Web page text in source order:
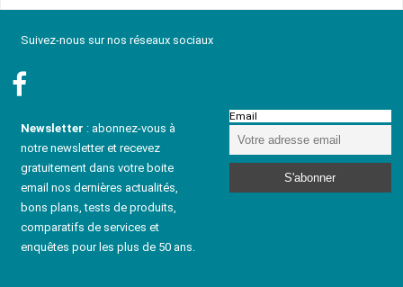
Suivez-nous sur nos réseaux sociaux
Newsletter : abonnez-vous à
notre newsletter et recevez
gratuitement dans votre boite
email nos dernières actualités,
bons plans, tests de produits,
comparatifs de services et
enquêtes pour les plus de 50 ans.
Email